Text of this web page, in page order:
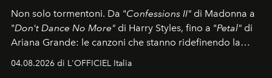
Non solo tormentoni. Da "Confessions II" di Madonna a
"Don't Dance No More" di Harry Styles, fino a "Petal" di
Ariana Grande: le canzoni che stanno ridefinendo la
colonna sonora della stagione.
04.08.2026 di L'OFFICIEL Italia